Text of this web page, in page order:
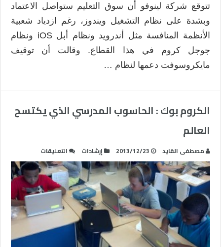
تتوقع شركة لينوفو أن سوق التعليم ستواصل الاعتماد
وبشدة على نظام التشغيل ويندوز، رغم ازدياد شعبية
الأنظمة المنافسة مثل أندرويد ونظام أبل iOS ونظام
جوجل كروم في هذا القطاع. وقالت أن توقيف
مايكروسوفت دعمها لنظام …
الكروم بوك : الحاسوب المدرسي الذي يكتسح
العالم
مصطفى القايد 2013/12/23 إرشادات التعليقات
الكروم
بوك
:
الحاسوب
المدرسي
الذي
يكتسح
العالم